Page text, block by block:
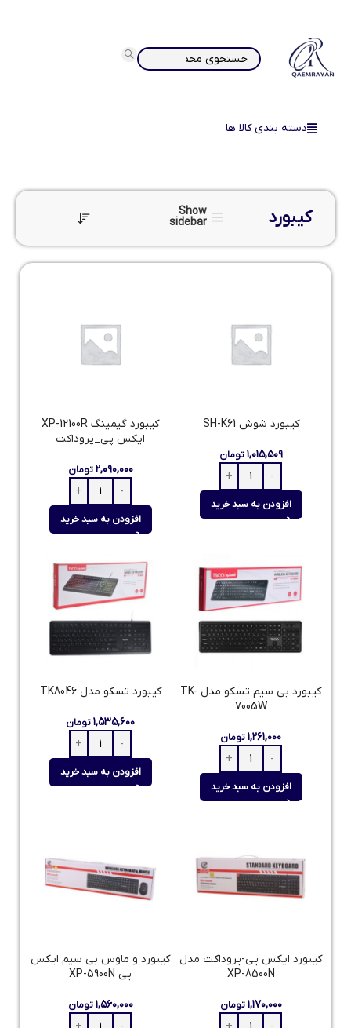
دسته بندی کالا ها
کیبورد Show
sidebar
کیبورد شوش SH-K61
۱,۰۱۵,۵۰۹ تومان
افزودن به سبد خرید
کیبورد گیمینگ XP-12100R
ایکس پی_پروداکت
۲,۰۹۰,۰۰۰ تومان
افزودن به سبد خرید
کیبورد بی سیم تسکو مدل TK-
7005W
۱,۲۶۱,۰۰۰تومان
افزودن به سبد خرید
کیبورد تسکو مدل TK8046
۱,۵۳۵,۶۰۰تومان
افزودن به سبد خرید
کیبورد ایکس پی-پروداکت مدل
XP-8500N
۱,۱۷۰,۰۰۰ تومان
کیبورد و ماوس بی سیم ایکس
پی XP-5900N
۱,۵۶۰,۰۰۰ تومان